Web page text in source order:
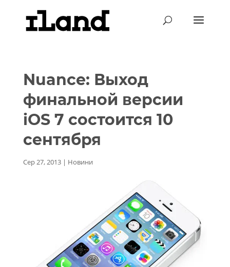
Nuance: Выход
финальной версии
iOS 7 состоится 10
сентября
Сер 27, 2013| Новини